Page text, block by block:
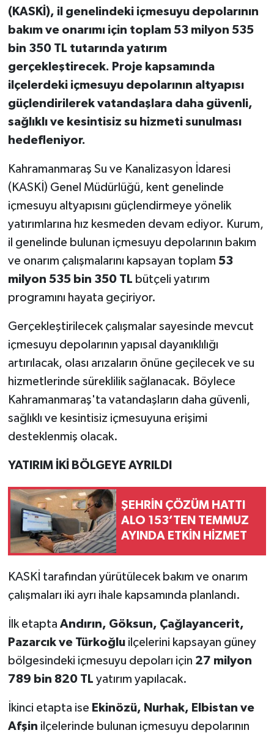
(KASKİ), il genelindeki içmesuyu depolarının
bakım ve onarımı için toplam 53 milyon 535
bin 350 TL tutarında yatırım
gerçekleştirecek. Proje kapsamında
ilçelerdeki içmesuyu depolarının altyapısı
güçlendirilerek vatandaşlara daha güvenli,
sağlıklı ve kesintisiz su hizmeti sunulması
hedefleniyor.
Kahramanmaraş Su ve Kanalizasyon İdaresi
(KASKİ) Genel Müdürlüğü, kent genelinde
içmesuyu altyapısını güçlendirmeye yönelik
yatırımlarına hız kesmeden devam ediyor. Kurum,
il genelinde bulunan içmesuyu depolarının bakım
ve onarım çalışmalarını kapsayan toplam 53
milyon 535 bin 350 TL bütçeli yatırım
programını hayata geçiriyor.
Gerçekleştirilecek çalışmalar sayesinde mevcut
içmesuyu depolarının yapısal dayanıklılığı
artırılacak, olası arızaların önüne geçilecek ve su
hizmetlerinde süreklilik sağlanacak. Böylece
Kahramanmaraş'ta vatandaşların daha güvenli,
sağlıklı ve kesintisiz içmesuyuna erişimi
desteklenmiş olacak.
YATIRIM İKİ BÖLGEYE AYRILDI
ŞEHRİN ÇÖZÜM HATTI
ALO 153’TEN TEMMUZ
AYINDA ETKİN HİZMET
KASKİ tarafından yürütülecek bakım ve onarım
çalışmaları iki ayrı ihale kapsamında planlandı.
İlk etapta Andırın, Göksun, Çağlayancerit,
Pazarcık ve Türkoğluilçelerini kapsayan güney
bölgesindeki içmesuyu depoları için 27 milyon
789 bin 820 TL yatırım yapılacak.
İkinci etapta ise Ekinözü, Nurhak, Elbistan ve
Afşin ilçelerinde bulunan içmesuyu depolarının